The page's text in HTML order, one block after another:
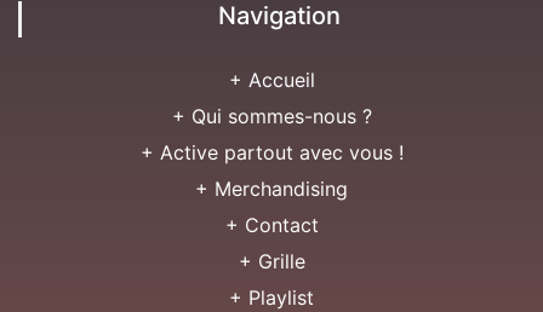
Navigation
+ Accueil
+ Qui sommes-nous ?
+ Active partout avec vous !
+ Merchandising
+ Contact
+ Grille
+ Playlist